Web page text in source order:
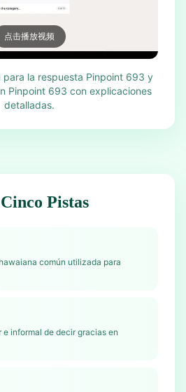
点击播放视频
para la respuesta Pinpoint 693 y
Pinpoint 693 con explicaciones
detalladas.
Pistas
común utilizada para
e informal de decir gracias en